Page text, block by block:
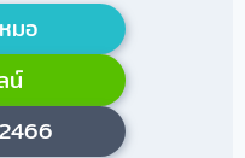
มอ
น์